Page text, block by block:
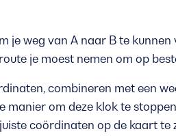
weg van A naar B te
je moest nemen om op
combineren met een
om deze klok te
coördinaten op de kaart te